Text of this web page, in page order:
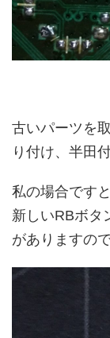
古いパーツを
り付け、半田
私の場合です
新しいRBボタ
がありますの